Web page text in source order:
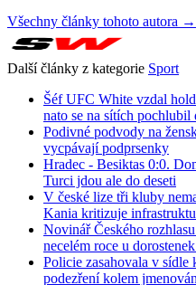
Všechny články tohoto autora →
Další články z kategorie Sport
Šéf UFC White vzdal
nato se na sítích
Podivné podvody na
vycpávají podprsenky
Hradec - Besiktas 0:0.
Turci jdou ale do deseti
V české lize tři kluby
Kania kritizuje
Novinář Českého
necelém roce u
Policie zasahovala v sídle
podezření kolem